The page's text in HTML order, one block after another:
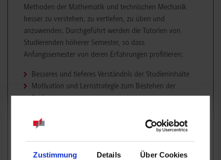
Zustimmung Details Über Cookies
Methoden der Mathematik und technischen Mechanik
besser zu verstehen, zu vertiefen, zu üben und
anzuwenden. Durchgeführt werden die Tutorien von
Studierenden höherer Semester, so dass
Anfangssemester von deren Erfahrungen profitieren:
Besseres und tieferes Verständnis der Studieninhalte
Motivation und Lernstrategie zum Bestehen der
Prüfungen
Begleitende Übungen und regelmäßiges Anwenden
Die Teilnahme am Tutorium ist freiwillig. Interessierte